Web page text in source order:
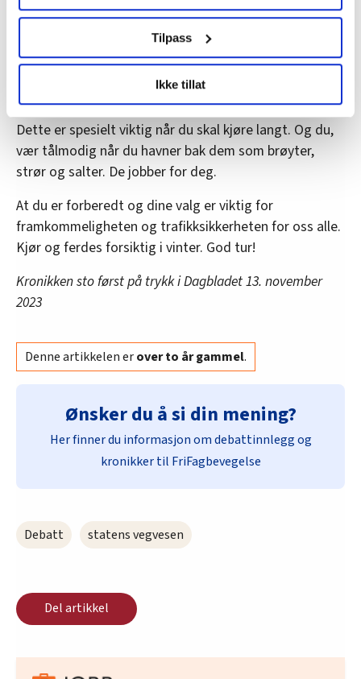
brukes. Du kan hele tiden endre eller trekke tilbake ditt
samtykke fra erklæringen om informasjonskapsler.
LO Medias publikasjoner frifagbevegelse.no, hk-nytt.no
og fontene.no bruker informasjonskapsler (cookies) for å
lære hvordan våre nettsider blir brukt slik at vi tilby
relevant innhold, tilpassede annonser og utarbeide
statistikk.
Vi deler bare informasjon om hvordan du bruker
innenfor analyse og annonsering. Disse er angitt i
oversikten lengre ned på denne siden.
Tilpass
Ikke tillat
Sjekk værvarsel og trafikkmeldinger før du drar.
Oppdatert trafikkinformasjon får du på
vegvesen.no/trafikk eller i appen Vegvesen trafikk. Der
finnes det også en rekke webkameraer som kan gi en
pekepinn på hvilket føre du kan forvente deg.
Dette er spesielt viktig når du skal kjøre langt. Og du,
vær tålmodig når du havner bak dem som brøyter,
strør og salter. De jobber for deg.
At du er forberedt og dine valg er viktig for
framkommeligheten og trafikksikkerheten for oss alle.
Kjør og ferdes forsiktig i vinter. God tur!
Kronikken sto først på trykk i Dagbladet 13. november
2023
Denne artikkelen erover to år gammel.
Ønsker du å si din mening?
Her finner du informasjon om debattinnlegg og
kronikker til FriFagbevegelse
Debatt statens vegvesen
Del artikkel